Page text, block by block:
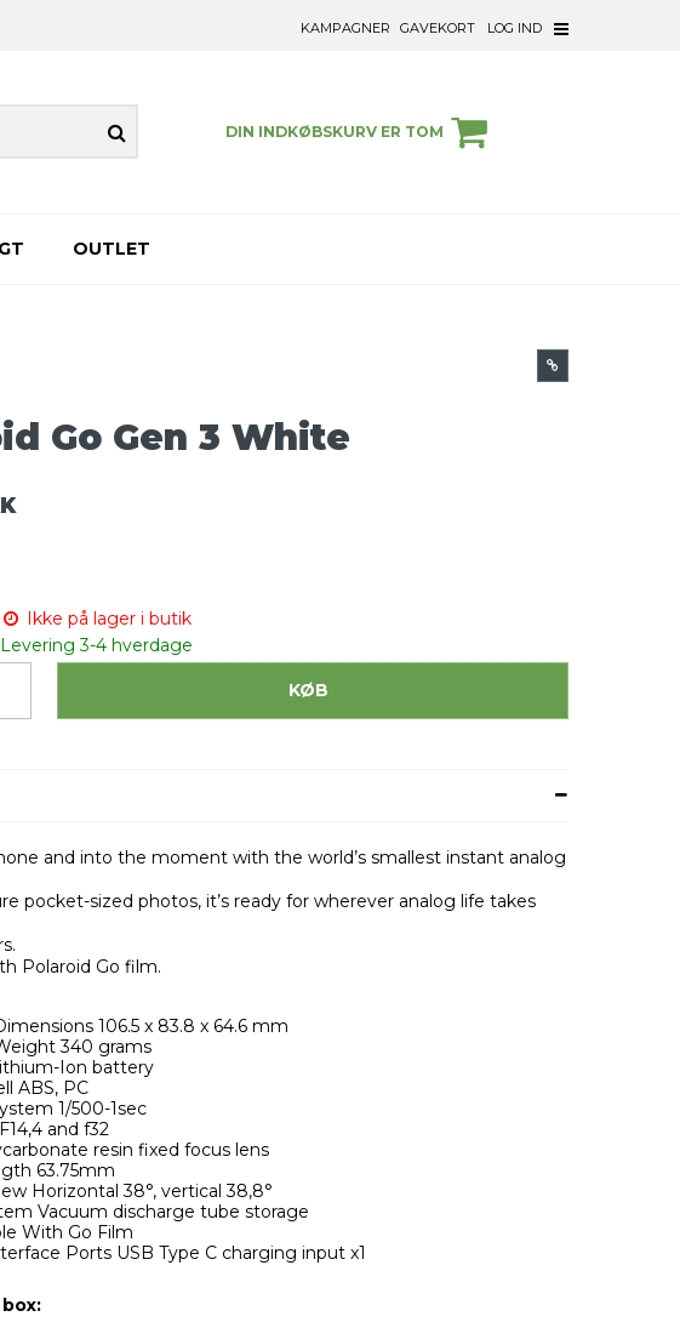
KAMPAGNER GAVEKORT LOG IND
DIN INDKØBSKURV ER TOM
OUTLET
Go Gen 3 White
Ikke på lager i butik
Levering 3-4 hverdage
KØB
and into the moment with the world’s smallest instant analog
pocket-sized photos, it’s ready for wherever analog life takes
Polaroid Go film.
106.5 x 83.8 x 64.6 mm
340 grams
Ion battery
ABS, PC
1/500-1sec
and f32
resin fixed focus lens
63.75mm
Horizontal 38°, vertical 38,8°
Vacuum discharge tube storage
With Go Film
Ports USB Type C charging input x1